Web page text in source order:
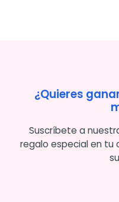
¿Quieres
Suscríbete a
regalo especial en tu